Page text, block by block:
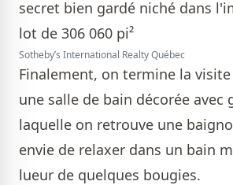
Sotheby’s International Realty Québec
Finalement, on termine la
une salle de bain décorée avec
laquelle on retrouve une
envie de relaxer dans un bain
lueur de quelques bougies.